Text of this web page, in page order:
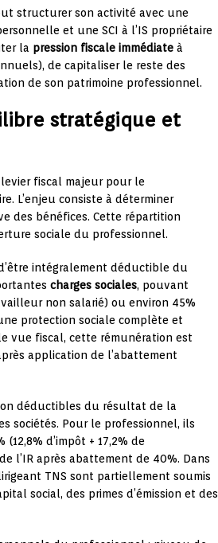
structurer son activité avec une
et une SCI à l’IS propriétaire
la pression fiscale immédiate à
de capitaliser le reste des
de son patrimoine professionnel.
stratégique et
fiscal majeur pour le
L’enjeu consiste à déterminer
des bénéfices. Cette répartition
sociale du professionnel.
intégralement déductible du
charges sociales, pouvant
non salarié) ou environ 45%
protection sociale complète et
vue fiscal, cette rémunération est
application de l’abattement
déductibles du résultat de la
sociétés. Pour le professionnel, ils
d’impôt + 17,2% de
l’IR après abattement de 40%. Dans
TNS sont partiellement soumis
social, des primes d’émission et des